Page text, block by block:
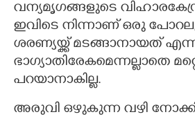
വന്യമൃഗങ്ങളുടെ
ഇവിടെ നിന്നാണ് ഒരു
ശരണ്യയ്ക്ക് മടങ്ങാനായത്
ഭാഗ്യാതിരേകമെന്നല്ലാതെ
പറയാനാകില്ല.
അരുവി ഒഴുകുന്ന വഴി നോക്കി